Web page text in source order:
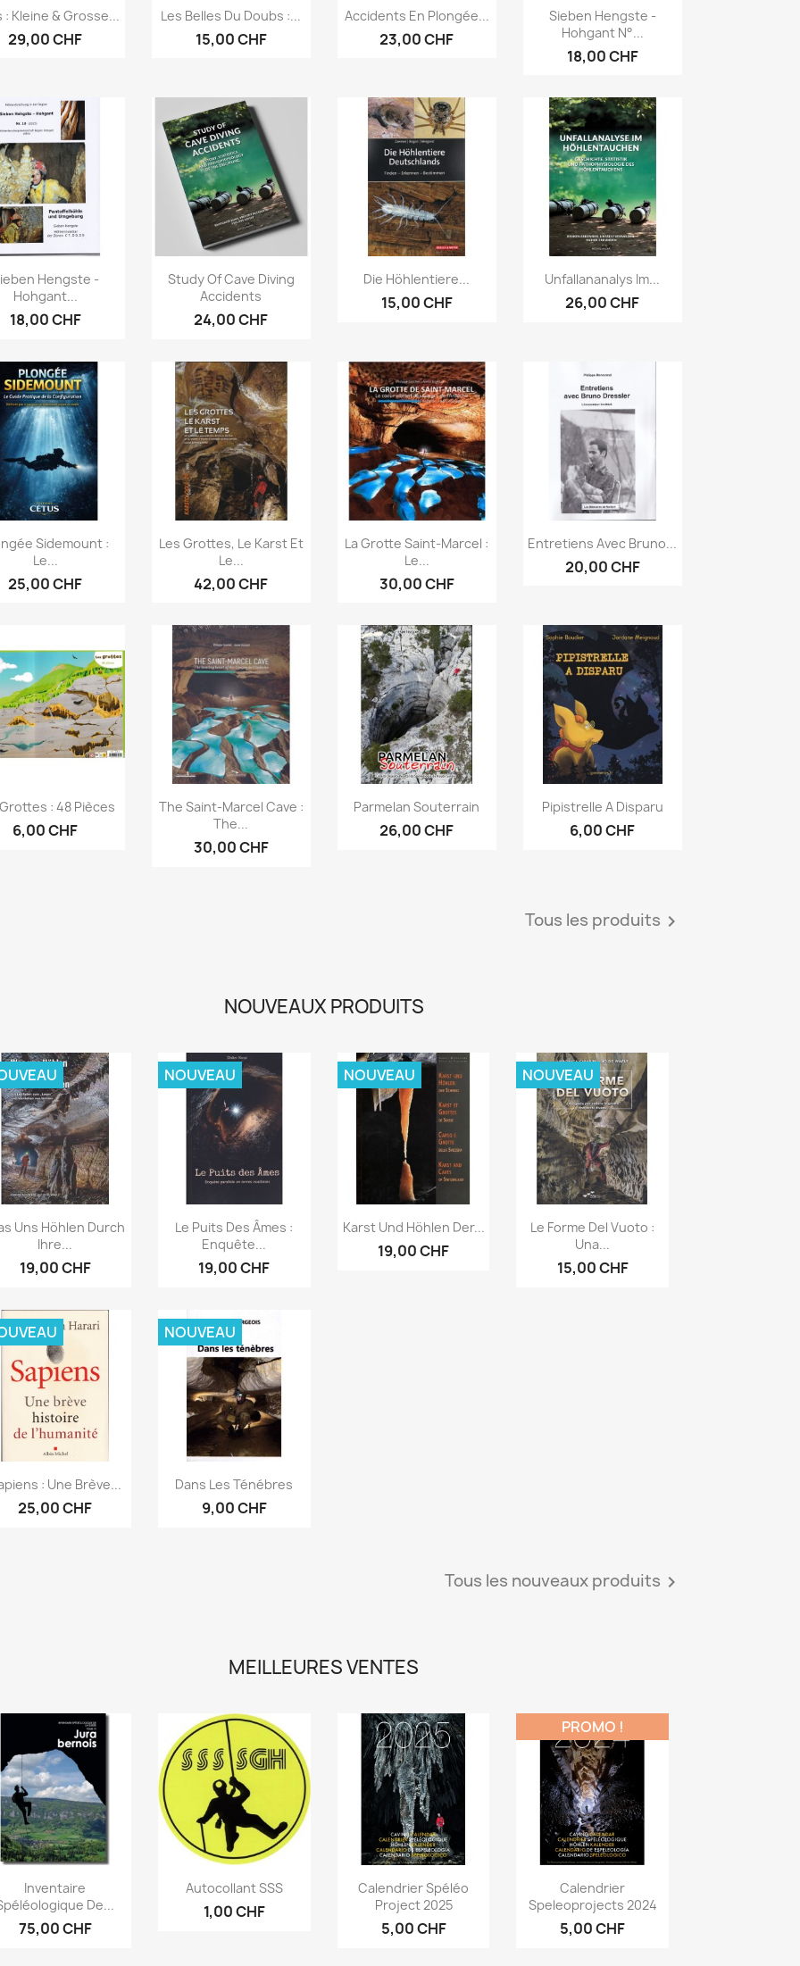
Aperçu rapide
: Kleine & Grosse...
29,00 CHF
Aperçu rapide
Les Belles Du Doubs :...
15,00 CHF
Aperçu rapide
Accidents En Plongée...
23,00 CHF
Aperçu rapide
Sieben Hengste -
Hohgant N°...
18,00 CHF
Aperçu rapide
Hengste -
Hohgant...
18,00 CHF
Aperçu rapide
Study Of Cave Diving
Accidents
24,00 CHF
Aperçu rapide
Die Höhlentiere...
15,00 CHF
Aperçu rapide
Unfallananalys Im...
26,00 CHF
Aperçu rapide
Sidemount :
Le...
25,00 CHF
Aperçu rapide
Les Grottes, Le Karst Et
Le...
42,00 CHF
Aperçu rapide
La Grotte Saint-Marcel :
Le...
30,00 CHF
Aperçu rapide
Entretiens Avec Bruno...
20,00 CHF
Aperçu rapide
: 48 Pièces
6,00 CHF
Aperçu rapide
The Saint-Marcel Cave :
The...
30,00 CHF
Aperçu rapide
Parmelan Souterrain
26,00 CHF
Aperçu rapide
Pipistrelle A Disparu
6,00 CHF
Tous les produits 
NOUVEAUX PRODUITS
Aperçu rapide
Uns Höhlen Durch
Ihre...
19,00 CHF
Aperçu rapide
Le Puits Des Âmes :
Enquête...
19,00 CHF
NOUVEAU
Aperçu rapide
Karst Und Höhlen Der...
19,00 CHF
NOUVEAU
Aperçu rapide
Le Forme Del Vuoto :
Una...
15,00 CHF
NOUVEAU
Aperçu rapide
: Une Brève...
25,00 CHF
Aperçu rapide
Dans Les Ténébres
9,00 CHF
NOUVEAU
Tous les nouveaux produits 
MEILLEURES VENTES
Aperçu rapide
Inventaire
De...
75,00 CHF
Aperçu rapide
Autocollant SSS
1,00 CHF
Aperçu rapide
Calendrier Spéléo
Project 2025
5,00 CHF
Aperçu rapide
Calendrier
Speleoprojects 2024
5,00 CHF
PROMO !